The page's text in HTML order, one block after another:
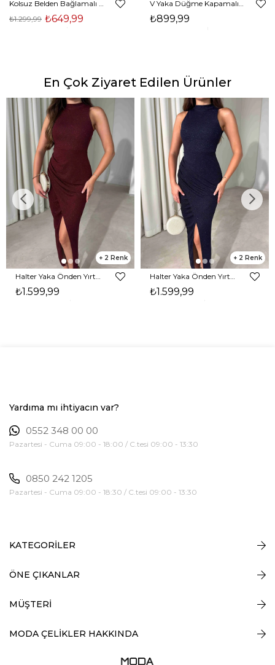
₺649,99
₺1.299,99 ₺899,99
En Çok Ziyaret Edilen Ürünler
2
₺1.599,99
2
₺1.599,99
Yardıma mı ihtiyacın var?
0552 348 00 00
Pazartesi - Cuma 09:00 - 18:00 / C.tesi 09:00 - 13:30
0850 242 1205
Pazartesi - Cuma 09:00 - 18:30 / C.tesi 09:00 - 13:30
KATEGORİLER
ÖNE ÇIKANLAR
MÜŞTERİ
MODA ÇELİKLER HAKKINDA